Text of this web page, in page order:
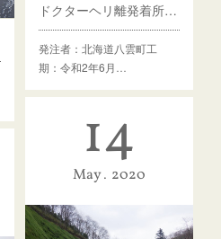
ドクターヘリ離発着所兼訓練所整備工事
発注者：北海道八雲町工
期：令和2年6月…
14
May 2020